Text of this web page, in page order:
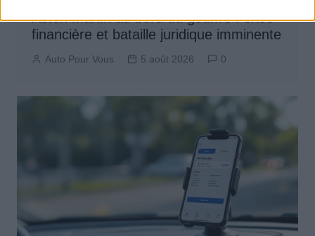
Aston Martin au bord du gouffre : crise
financière et bataille juridique imminente
Auto Pour Vous 5 août 2026 0